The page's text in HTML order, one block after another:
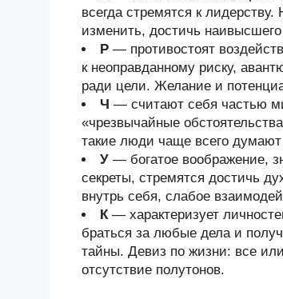
всегда стремятся к
изменить, достичь
Р — противостоят
к неоправданному риску,
ради цели. Желание и
Ч — считают себя частью
«чрезвычайные
такие люди чаще всего думают
У — богатое воображение,
секреты, стремятся достичь
внутрь себя, слабое
К— характеризует
браться за любые дела и
тайны. Девиз по жизни: все
отсутствие полутонов.